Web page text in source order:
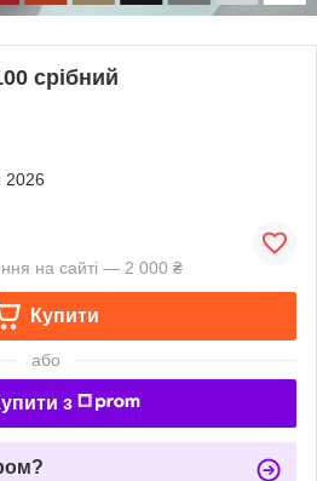
срібний
2026
на сайті — 2 000 ₴
Купити
або
з